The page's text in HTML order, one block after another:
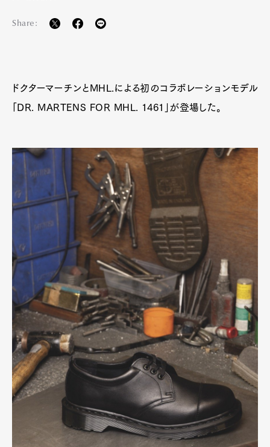
Share:
ドクターマーチンとMHL.による初のコラボレーションモデル
「DR. MARTENS FOR MHL. 1461」が登場した。